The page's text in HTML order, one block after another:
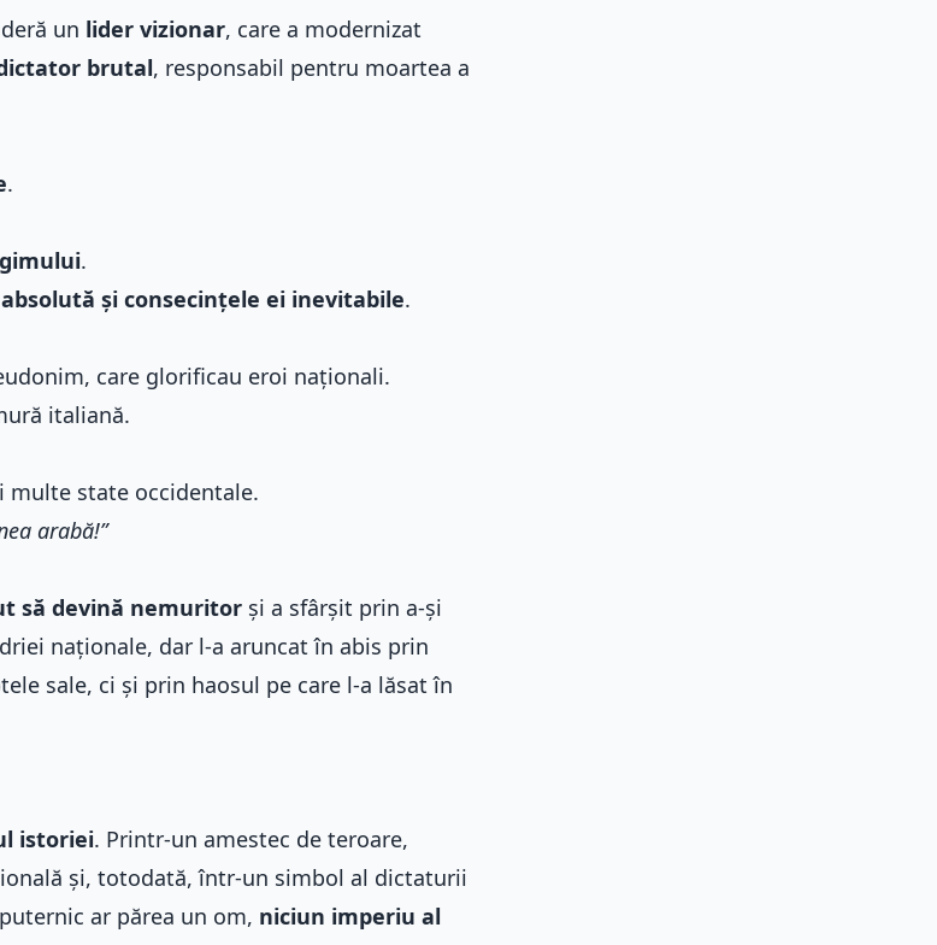
un lider vizionar, care a modernizat
brutal, responsabil pentru moartea a
.
.
și consecințele ei inevitabile.
care glorificau eroi naționali.
italiană.
state occidentale.
arabă!”
să devină nemuritor și a sfârșit prin a-și
naționale, dar l-a aruncat în abis prin
sale, ci și prin haosul pe care l-a lăsat în
istoriei. Printr-un amestec de teroare,
și, totodată, într-un simbol al dictaturii
ar părea un om, niciun imperiu al